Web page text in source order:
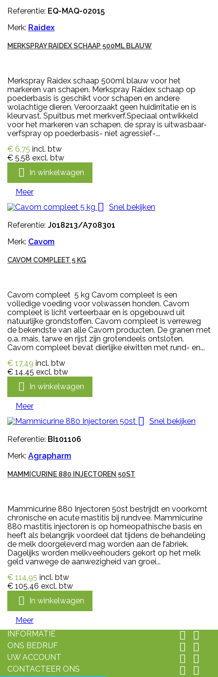
Referentie: EQ-MAQ-02015
Merk: Raidex
MERKSPRAY RAIDEX SCHAAP 500ML BLAUW
Merkspray Raidex schaap 500ml blauw voor het
markeren van schapen. Merkspray Raidex schaap op
poederbasis is geschikt voor schapen en andere
wolachtige dieren. Veroorzaakt geen huidirritatie en is
kleurvast. Spuitbus met merkverf.Speciaal ontwikkeld
voor het markeren van schapen, de spray is uitwasbaar-
verfspray op poederbasis- niet agressief-...
€ 6,75 incl. btw
€ 5,58 excl. btw
 In winkelwagen
Meer

Snel bekijken
Referentie: J018213/A708301
Merk: Cavom
CAVOM COMPLEET 5 KG
Cavom compleet 5 kg Cavom compleet is een
volledige voeding voor volwassen honden. Cavom
compleet is licht verteerbaar en is opgebouwd uit
natuurlijke grondstoffen. Cavom compleet is verreweg
de bekendste van alle Cavom producten. De granen met
o.a. mais, tarwe en rijst zijn grotendeels ontsloten.
Cavom compleet bevat dierlijke eiwitten met rund- en...
€ 17,49 incl. btw
€ 14,45 excl. btw
 In winkelwagen
Meer

Snel bekijken
Referentie: BI101106
Merk: Agrapharm
MAMMICURINE 880 INJECTOREN 50ST
Mammicurine 880 Injectoren 50st bestrijdt en voorkomt
chronische en acute mastitis bij rundvee. Mammicurine
880 mastitis injectoren is op homeopathische basis en
heeft als belangrijk voordeel dat tijdens de behandeling
de melk doorgeleverd mag worden aan de fabriek.
Dagelijks worden melkveehouders gekort op het melk
geld vanwege de aanwezigheid van groei...
€ 114,95 incl. btw
€ 105,46 excl. btw
 In winkelwagen
Meer
INFORMATIE
 
ONS BEDRIJF  
UW ACCOUNT  
CONTACTEER ONS  